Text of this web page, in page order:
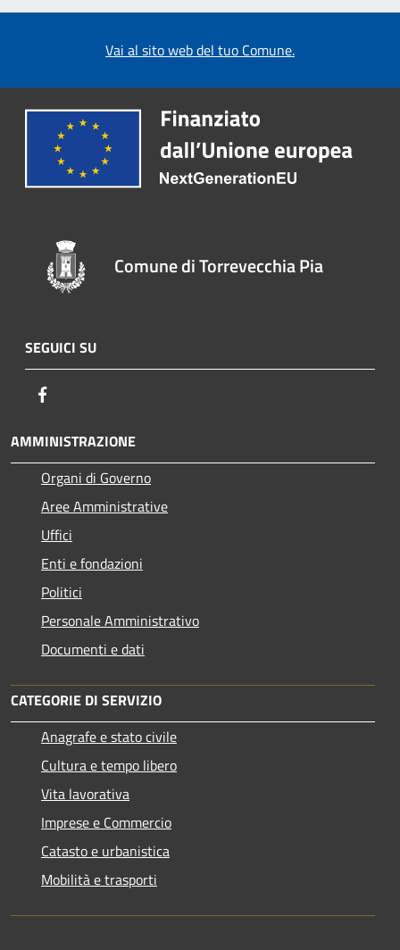
Vai al sito web del tuo Comune.
Comune di Torrevecchia Pia
SEGUICI SU
AMMINISTRAZIONE
Organi di Governo
Aree Amministrative
Uffici
Enti e fondazioni
Politici
Personale Amministrativo
Documenti e dati
CATEGORIE DI SERVIZIO
Anagrafe e stato civile
Cultura e tempo libero
Vita lavorativa
Imprese e Commercio
Catasto e urbanistica
Mobilità e trasporti